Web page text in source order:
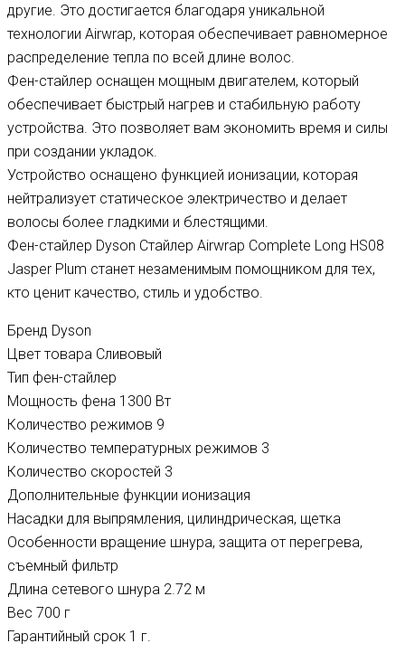
другие. Это достигается благодаря уникальной
технологии Airwrap, которая обеспечивает равномерное
распределение тепла по всей длине волос.
Фен-стайлер оснащен мощным двигателем, который
обеспечивает быстрый нагрев и стабильную работу
устройства. Это позволяет вам экономить время и силы
при создании укладок.
Устройство оснащено функцией ионизации, которая
нейтрализует статическое электричество и делает
волосы более гладкими и блестящими.
Фен-стайлер Dyson Стайлер Airwrap Complete Long HS08
Jasper Plum станет незаменимым помощником для тех,
кто ценит качество, стиль и удобство.
Бренд Dyson
Цвет товара Сливовый
Тип фен-стайлер
Мощность фена 1300 Вт
Количество режимов 9
Количество температурных режимов 3
Количество скоростей 3
Дополнительные функции ионизация
Насадки для выпрямления, цилиндрическая, щетка
Особенности вращение шнура, защита от перегрева,
съемный фильтр
Длина сетевого шнура 2.72 м
Вес 700 г
Гарантийный срок 1 г.